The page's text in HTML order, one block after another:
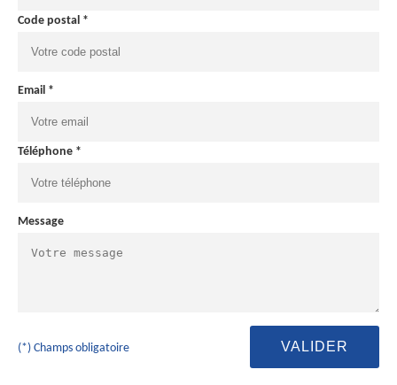
Code postal *
Email *
Téléphone *
Message
(*) Champs obligatoire